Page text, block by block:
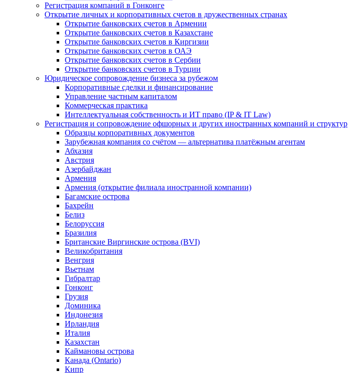
Регистрация компаний в Гонконге
Открытие личных и корпоративных счетов в дружественных странах
Открытие банковских счетов в Армении
Открытие банковских счетов в Казахстане
Открытие банковских счетов в Киргизии
Открытие банковских счетов в ОАЭ
Открытие банковских счетов в Сербии
Открытие банковских счетов в Турции
Юридическое сопровождение бизнеса за рубежом
Корпоративные сделки и финансирование
Управление частным капиталом
Коммерческая практика
Интеллектуальная собственность и ИТ право (IP & IT Law)
Регистрация и сопровождение офшорных и других иностранных компаний и структур
Образцы корпоративных документов
Зарубежная компания со счётом — альтернатива платёжным агентам
Абхазия
Австрия
Азербайджан
Армения
Армения (открытие филиала иностранной компании)
Багамские острова
Бахрейн
Белиз
Белоруссия
Бразилия
Британские Виргинские острова (BVI)
Великобритания
Венгрия
Вьетнам
Гибралтар
Гонконг
Грузия
Доминика
Индонезия
Ирландия
Италия
Казахстан
Каймановы острова
Канада (Ontario)
Кипр